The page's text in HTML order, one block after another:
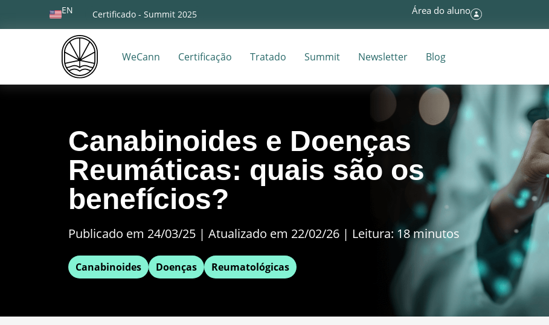
EN Certificado - Summit 2025 Área do aluno
WeCann Certificação Tratado Summit Newsletter Blog
Canabinoides e Doenças
Reumáticas: quais são os
benefícios?
Publicado em 24/03/25 | Atualizado em 22/02/26 | Leitura: 18 minutos
Canabinoides Doenças Reumatológicas